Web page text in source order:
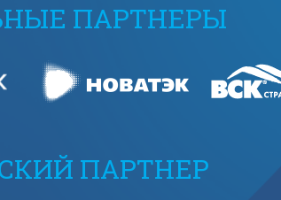
ПАРТНЕРЫ
ПАРТНЕР